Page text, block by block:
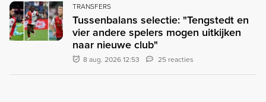
TRANSFERS
Tussenbalans selectie: "Tengstedt en
vier andere spelers mogen uitkijken
naar nieuwe club"
8 aug. 2026 12:53 25 reacties